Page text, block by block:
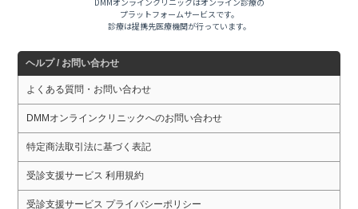
プラットフォームサービスです。
診療は提携先医療機関が行っています。
ヘルプ / お問い合わせ
よくある質問・お問い合わせ
DMMオンラインクリニックへのお問い合わせ
特定商法取引法に基づく表記
受診支援サービス 利用規約
受診支援サービス プライバシーポリシー